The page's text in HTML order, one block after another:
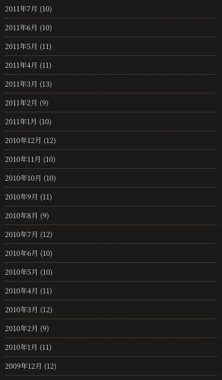
2011年7月 (10)
2011年6月 (10)
2011年5月 (11)
2011年4月 (11)
2011年3月 (13)
2011年2月 (9)
2011年1月 (10)
2010年12月 (12)
2010年11月 (10)
2010年10月 (10)
2010年9月 (11)
2010年8月 (9)
2010年7月 (12)
2010年6月 (10)
2010年5月 (10)
2010年4月 (11)
2010年3月 (12)
2010年2月 (9)
2010年1月 (11)
2009年12月 (12)